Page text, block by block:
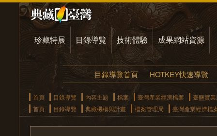
珍藏特展 目錄導覽 技術體驗 成果網站資源
目錄導覽首頁 HOTKEY快速導覽
首頁 目錄導覽 內容主題 檔案 臺灣產業經濟檔案
臺鹽實
首頁
目錄導覽 典藏機構與計畫 檔案管理局 臺灣產業經濟檔